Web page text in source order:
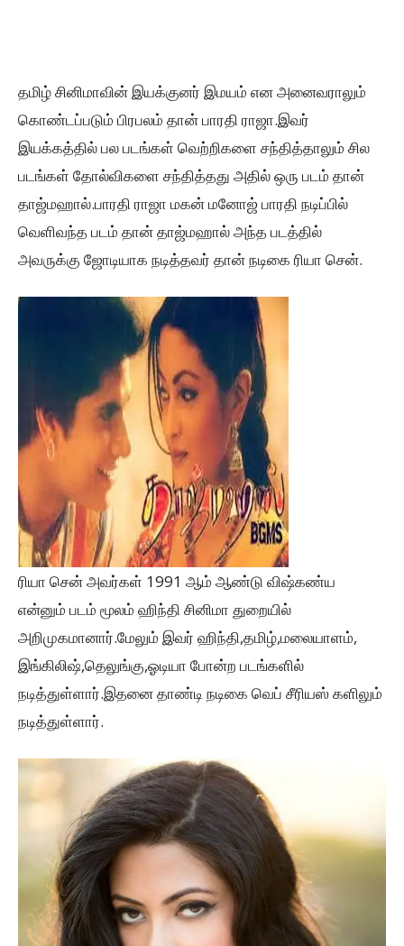
தமிழ் சினிமாவின் இயக்குனர் இமயம் என அனைவராலும்
கொண்டப்படும் பிரபலம் தான் பாரதி ராஜா.இவர்
இயக்கத்தில் பல படங்கள் வெற்றிகளை சந்தித்தாலும் சில
படங்கள் தோல்விகளை சந்தித்தது அதில் ஒரு படம் தான்
தாஜ்மஹால்.பாரதி ராஜா மகன் மனோஜ் பாரதி நடிப்பில்
வெளிவந்த படம் தான் தாஜ்மஹால் அந்த படத்தில்
அவருக்கு ஜோடியாக நடித்தவர் தான் நடிகை ரியா சென்.
ரியா சென் அவர்கள் 1991 ஆம் ஆண்டு விஷ்கண்ய
என்னும் படம் மூலம் ஹிந்தி சினிமா துறையில்
அறிமுகமானார்.மேலும் இவர் ஹிந்தி,தமிழ்,மலையாளம்,
இங்கிலிஷ்,தெலுங்கு,ஓடியா போன்ற படங்களில்
நடித்துள்ளார்.இதனை தாண்டி நடிகை வெப் சீரியஸ் களிலும்
நடித்துள்ளார்.